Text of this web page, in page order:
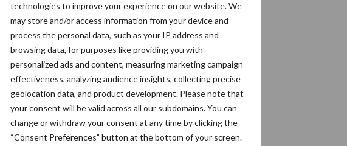
technologies to improve your experience on our website. We
may store and/or access information from your device and
process the personal data, such as your IP address and
browsing data, for purposes like providing you with
personalized ads and content, measuring marketing campaign
effectiveness, analyzing audience insights, collecting precise
geolocation data, and product development. Please note that
your consent will be valid across all our subdomains. You can
change or withdraw your consent at any time by clicking the
“Consent Preferences” button at the bottom of your screen.
kennis op een toegankelijke manier
van de Klimaatstresstest richtinggevend zijn.
van lokale omstandigheden. De tool biedt
om risico’s beter te begrijpen en